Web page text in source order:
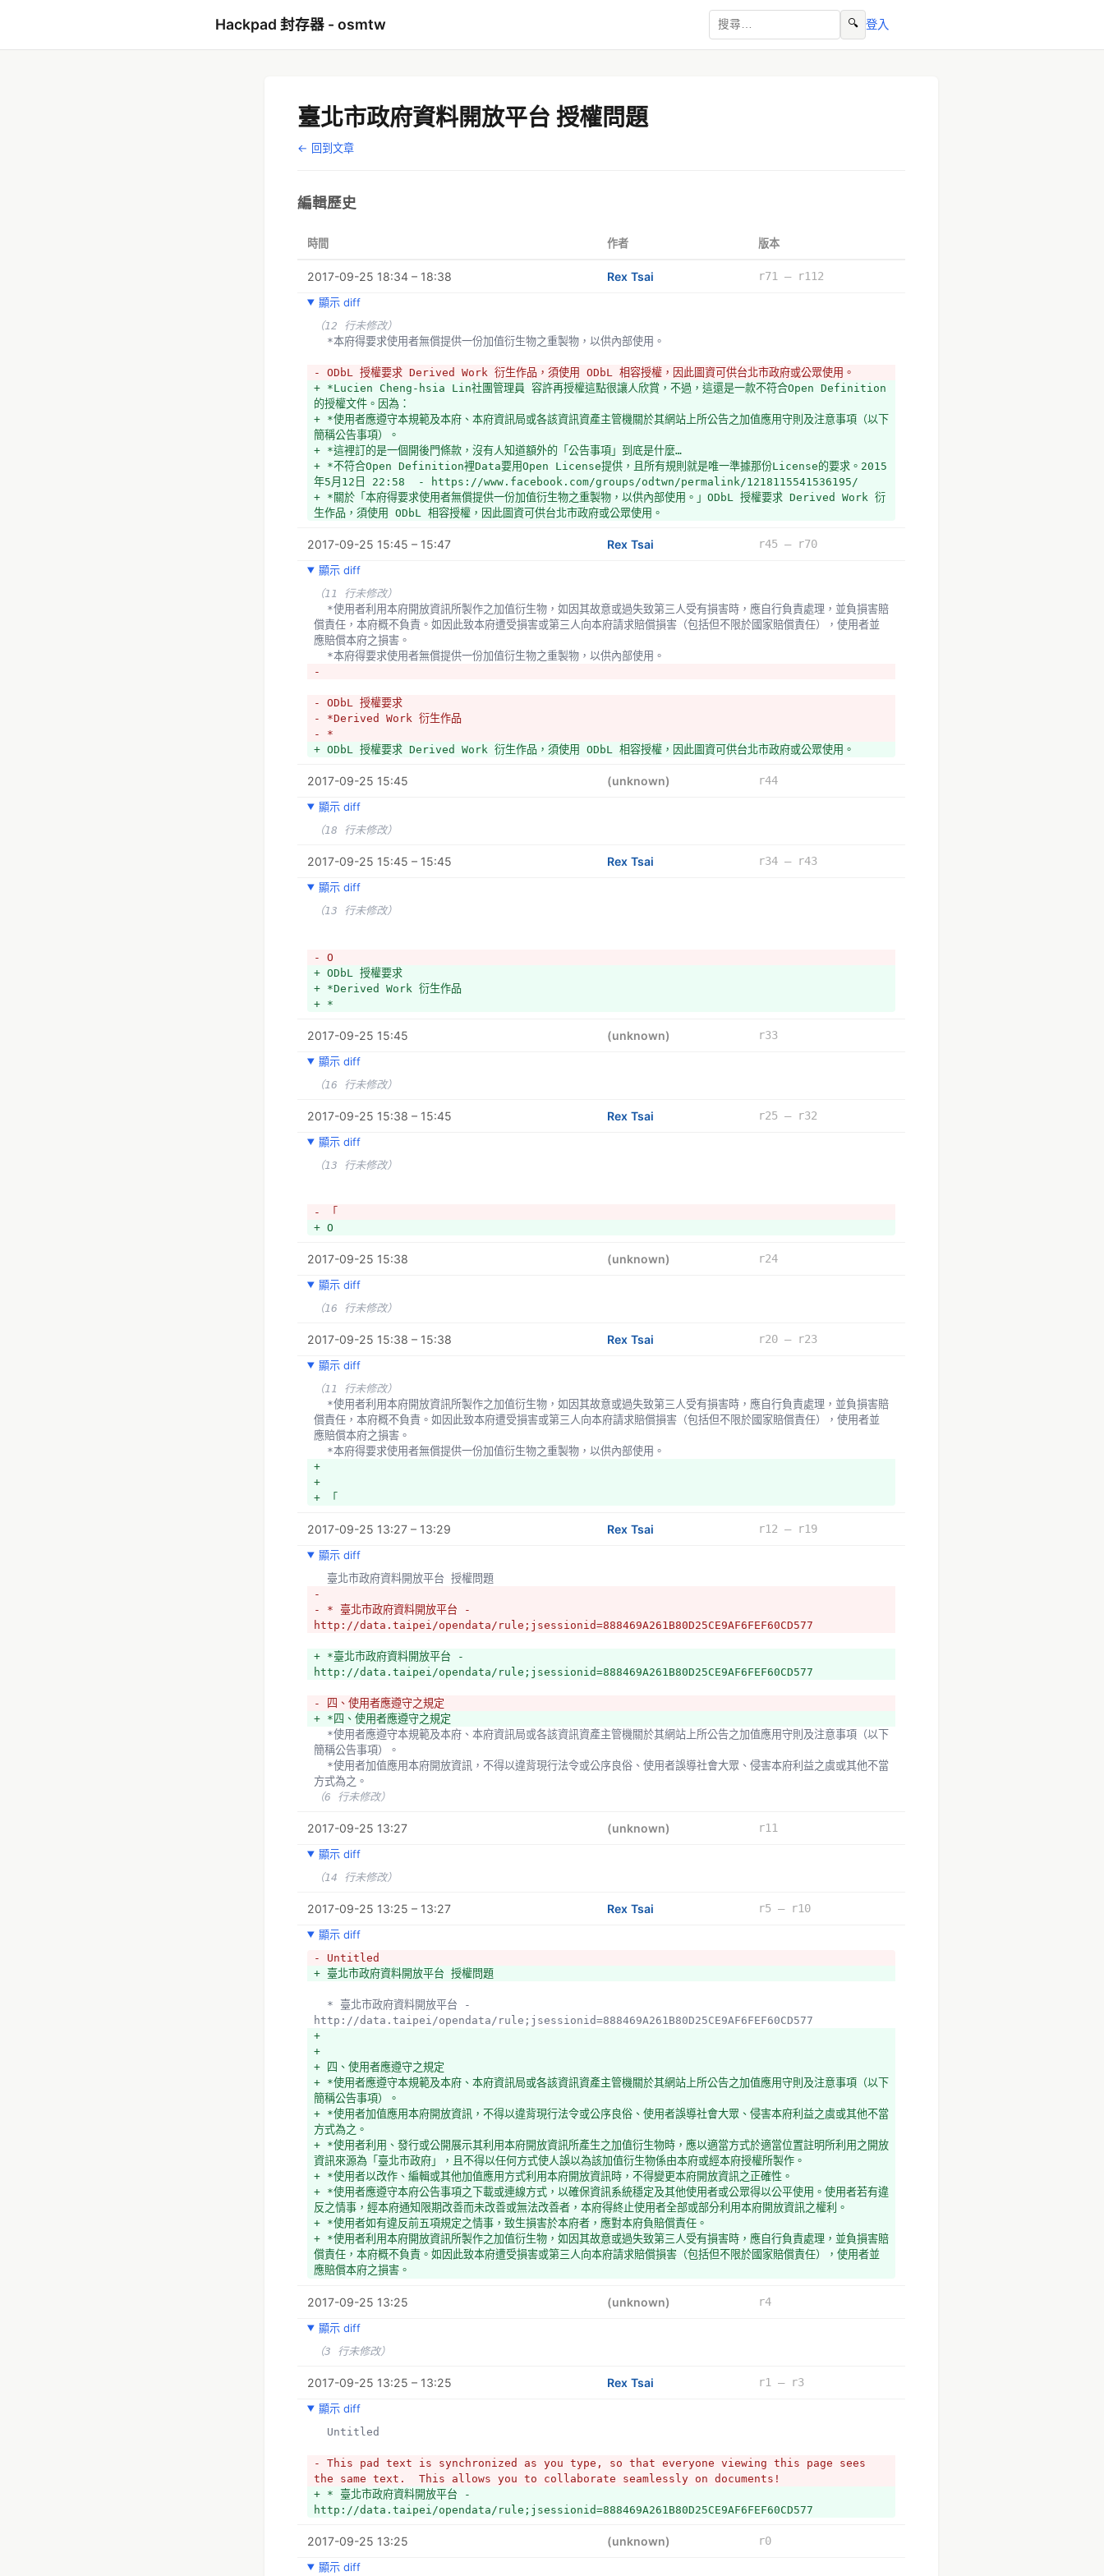
Hackpad 封存器 - osmtw 🔍 登入
臺北市政府資料開放平台 授權問題
← 回到文章
編輯歷史
時間 作者 版本
2017-09-25 18:34 – 18:38 Rex Tsai
r71 – r112
顯示 diff
（12 行未修改）
  *本府得要求使用者無償提供一份加值衍生物之重製物，以供內部使用。
- ODbL 授權要求 Derived Work 衍生作品，須使用 ODbL 相容授權，因此圖資可供台北市政府或公眾使用。
+ *Lucien Cheng-hsia Lin社團管理員 容許再授權這點很讓人欣賞，不過，這還是一款不符合Open Definition
的授權文件。因為：
+ *使用者應遵守本規範及本府、本府資訊局或各該資訊資產主管機關於其網站上所公告之加值應用守則及注意事項（以下
簡稱公告事項）。
+ *這裡訂的是一個開後門條款，沒有人知道額外的「公告事項」到底是什麼…
+ *不符合Open Definition裡Data要用Open License提供，且所有規則就是唯一準據那份License的要求。2015
年5月12日 22:58  - https://www.facebook.com/groups/odtwn/permalink/1218115541536195/
+ *關於「本府得要求使用者無償提供一份加值衍生物之重製物，以供內部使用。」ODbL 授權要求 Derived Work 衍
生作品，須使用 ODbL 相容授權，因此圖資可供台北市政府或公眾使用。
2017-09-25 15:45 – 15:47 Rex Tsai
r45 – r70
顯示 diff
（11 行未修改）
償責任，本府概不負責。如因此致本府遭受損害或第三人向本府請求賠償損害（包括但不限於國家賠償責任），使用者並
應賠償本府之損害。
  *本府得要求使用者無償提供一份加值衍生物之重製物，以供內部使用。
-
- ODbL 授權要求
- *Derived Work 衍生作品
- *
+ ODbL 授權要求 Derived Work 衍生作品，須使用 ODbL 相容授權，因此圖資可供台北市政府或公眾使用。
2017-09-25 15:45 (unknown)
r44
顯示 diff
（18 行未修改）
2017-09-25 15:45 – 15:45 Rex Tsai
r34 – r43
顯示 diff
（13 行未修改）
- O
+ ODbL 授權要求
+ *Derived Work 衍生作品
+ *
2017-09-25 15:45 (unknown)
r33
顯示 diff
（16 行未修改）
2017-09-25 15:38 – 15:45 Rex Tsai
r25 – r32
顯示 diff
（13 行未修改）
- 「
+ O
2017-09-25 15:38 (unknown)
r24
顯示 diff
（16 行未修改）
2017-09-25 15:38 – 15:38 Rex Tsai
r20 – r23
顯示 diff
（11 行未修改）
償責任，本府概不負責。如因此致本府遭受損害或第三人向本府請求賠償損害（包括但不限於國家賠償責任），使用者並
應賠償本府之損害。
  *本府得要求使用者無償提供一份加值衍生物之重製物，以供內部使用。
+
+
+ 「
2017-09-25 13:27 – 13:29 Rex Tsai
r12 – r19
顯示 diff
  臺北市政府資料開放平台 授權問題
-
- * 臺北市政府資料開放平台 -
http://data.taipei/opendata/rule;jsessionid=888469A261B80D25CE9AF6FEF60CD577
+ *臺北市政府資料開放平台 -
http://data.taipei/opendata/rule;jsessionid=888469A261B80D25CE9AF6FEF60CD577
- 四、使用者應遵守之規定
+ *四、使用者應遵守之規定
簡稱公告事項）。
方式為之。
（6 行未修改）
2017-09-25 13:27 (unknown)
r11
顯示 diff
（14 行未修改）
2017-09-25 13:25 – 13:27 Rex Tsai
r5 – r10
顯示 diff
- Untitled
+ 臺北市政府資料開放平台 授權問題
http://data.taipei/opendata/rule;jsessionid=888469A261B80D25CE9AF6FEF60CD577
+
+
+ 四、使用者應遵守之規定
+ *使用者應遵守本規範及本府、本府資訊局或各該資訊資產主管機關於其網站上所公告之加值應用守則及注意事項（以下
簡稱公告事項）。
+ *使用者加值應用本府開放資訊，不得以違背現行法令或公序良俗、使用者誤導社會大眾、侵害本府利益之虞或其他不當
方式為之。
+ *使用者利用、發行或公開展示其利用本府開放資訊所產生之加值衍生物時，應以適當方式於適當位置註明所利用之開放
資訊來源為「臺北市政府」，且不得以任何方式使人誤以為該加值衍生物係由本府或經本府授權所製作。
+ *使用者以改作、編輯或其他加值應用方式利用本府開放資訊時，不得變更本府開放資訊之正確性。
+ *使用者應遵守本府公告事項之下載或連線方式，以確保資訊系統穩定及其他使用者或公眾得以公平使用。使用者若有違
反之情事，經本府通知限期改善而未改善或無法改善者，本府得終止使用者全部或部分利用本府開放資訊之權利。
+ *使用者如有違反前五項規定之情事，致生損害於本府者，應對本府負賠償責任。
+ *使用者利用本府開放資訊所製作之加值衍生物，如因其故意或過失致第三人受有損害時，應自行負責處理，並負損害賠
償責任，本府概不負責。如因此致本府遭受損害或第三人向本府請求賠償損害（包括但不限於國家賠償責任），使用者並
應賠償本府之損害。
2017-09-25 13:25 (unknown)
r4
顯示 diff
（3 行未修改）
2017-09-25 13:25 – 13:25 Rex Tsai
r1 – r3
顯示 diff
  Untitled
- This pad text is synchronized as you type, so that everyone viewing this page sees
the same text.  This allows you to collaborate seamlessly on documents!
+ * 臺北市政府資料開放平台 -
http://data.taipei/opendata/rule;jsessionid=888469A261B80D25CE9AF6FEF60CD577
2017-09-25 13:25 (unknown)
r0
顯示 diff